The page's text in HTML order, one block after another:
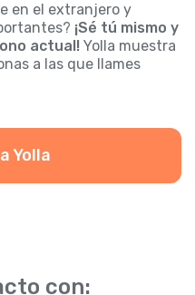
en el extranjero y
¡Sé tú mismo y
actual! Yolla muestra
a las que llames
Yolla
con: